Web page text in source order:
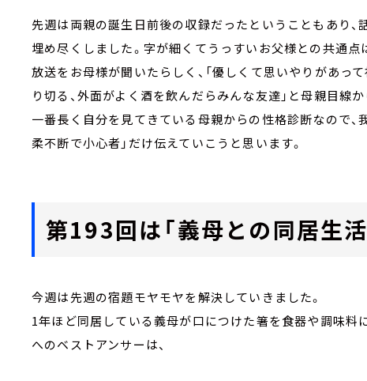
先週は両親の誕生日前後の収録だったということもあり
埋め尽くしました。字が細くてうっすいお父様との共通点
放送をお母様が聞いたらしく、「優しくて思いやりがあっ
り切る、外面がよく酒を飲んだらみんな友達」と母親目線
一番長く自分を見てきている母親からの性格診断なので、
柔不断で小心者」だけ伝えていこうと思います。
第193回は「義母との同居生活
今週は先週の宿題モヤモヤを解決していきました。
1年ほど同居している義母が口につけた箸を食器や調味料
へのベストアンサーは、